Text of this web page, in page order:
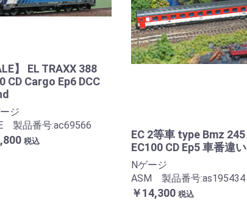
】 EL TRAXX 388
CD Cargo Ep6 DCC
ジ
製品番号:ac69566
税込
EC 2等車 type Bmz 245
EC100 CD Ep5 車番違い
Nゲージ
ASM 製品番号:as195434
￥14,300 税込